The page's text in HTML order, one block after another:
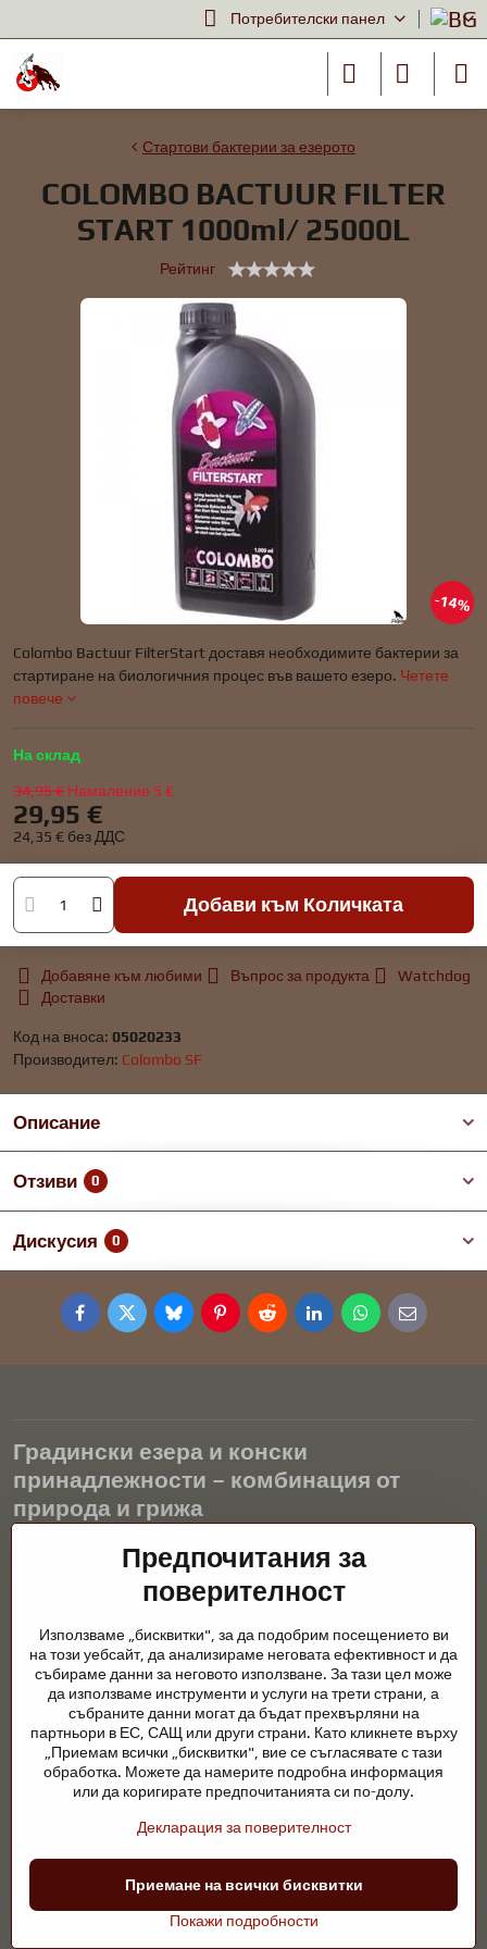
Потребителски панел
14%
Стартови бактерии за езерото
COLOMBO BACTUUR FILTER
START 1000ml/ 25000L
Рейтинг
Colombo Bactuur FilterStart доставя необходимите бактерии за
стартиране на биологичния процес във вашето езеро. Четете
повече
На склад
34,95 € Намаление 5 €
29,95 €
24,35 € без ДДС
Добави към Количката
Добавяне към любими Въпрос за продукта
Watchdog
Доставки
Код на вноса: 05020233
Производител: Colombo SF
Описание
Отзиви 0
Дискусия 0
FacebookTwitterBlueskyPinterestRedditLinkedInWhatsApp
E-
mail
Градински езера и конски
принадлежности – комбинация от
природа и грижа
Градинските езера са красиво допълнение към всеки екстериор
и създават хармонична среда за релаксация и живот на водните
животни. Правилната технология, филтрацията и редовната
през цялата година. Също толкова важна е грижата за
животните, които са част от нашия живот.
Конете се нуждаят от висококачествени конски принадлежности,
правилно хранене и отговорни грижи, за да бъдат здрави, силни
и доволни. Независимо дали става въпрос за екипировка за
ездачи, развъдчици или любители на природата, целта е да се
създаде среда, която подкрепя естествения баланс,
©2026Авторско право
Предпочитания за поверителностДекларация за поверителност
Уебсайтът създаден с:BiznisWeb.sk
Предпочитания за
поверителност
Използваме „бисквитки", за да подобрим посещението ви
на този уебсайт, да анализираме неговата ефективност и да
събираме данни за неговото използване. За тази цел може
да използваме инструменти и услуги на трети страни, а
събраните данни могат да бъдат прехвърляни на
партньори в ЕС, САЩ или други страни. Като кликнете върху
„Приемам всички „бисквитки", вие се съгласявате с тази
обработка. Можете да намерите подробна информация
или да коригирате предпочитанията си по-долу.
Декларация за поверителност
Покажи подробности
Приемане на всички бисквитки